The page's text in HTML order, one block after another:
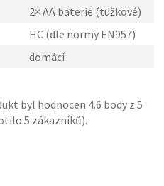
2× AA baterie (tužkové)
HC (dle normy EN957)
domácí
byl hodnocen 4.6 body z 5
5 zákazníků).